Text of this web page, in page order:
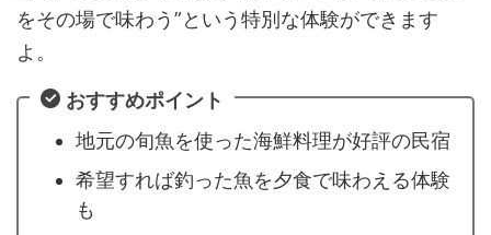
をその場で味わう”という特別な体験ができます
よ。
おすすめポイント
地元の旬魚を使った海鮮料理が好評の民宿
希望すれば釣った魚を夕食で味わえる体験
も